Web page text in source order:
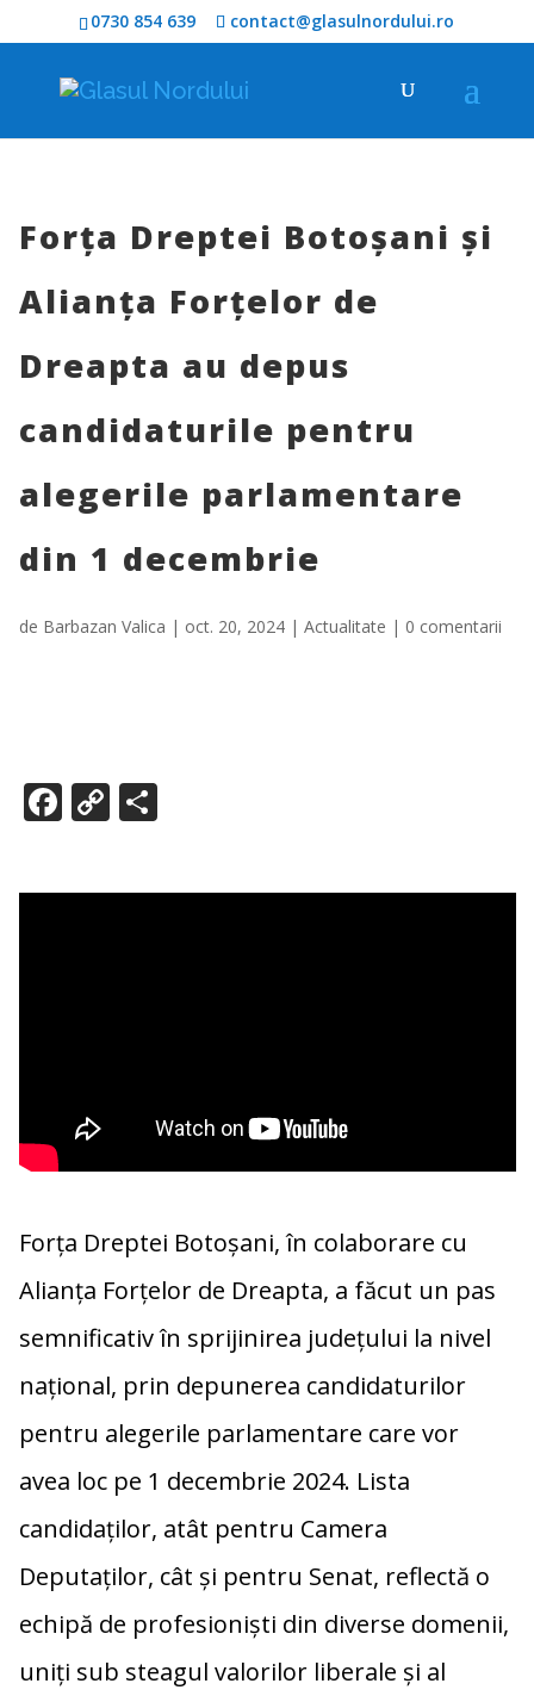
0730 854 639 contact@glasulnordului.ro
Forța Dreptei Botoșani și
Alianța Forțelor de
Dreapta au depus
candidaturile pentru
alegerile parlamentare
din 1 decembrie
de Barbazan Valica | oct. 20, 2024| Actualitate | 0 comentarii
F C P
Forța Dreptei Botoșani, în colaborare cu
Alianța Forțelor de Dreapta, a făcut un pas
semnificativ în sprijinirea județului la nivel
național, prin depunerea candidaturilor
pentru alegerile parlamentare care vor
avea loc pe 1 decembrie 2024. Lista
candidaților, atât pentru Camera
Deputaților, cât și pentru Senat, reflectă o
echipă de profesioniști din diverse domenii,
uniți sub steagul valorilor liberale și al